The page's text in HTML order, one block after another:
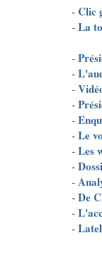
- Clic
- La
-
-
-
-
-
- Le
- Les
-
-
- De
-
-